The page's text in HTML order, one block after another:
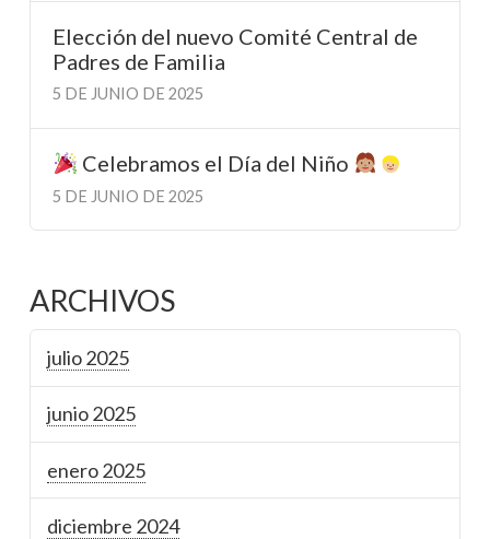
Elección del nuevo Comité Central de
Padres de Familia
5 DE JUNIO DE 2025
Celebramos el Día del Niño
5 DE JUNIO DE 2025
ARCHIVOS
julio 2025
junio 2025
enero 2025
diciembre 2024